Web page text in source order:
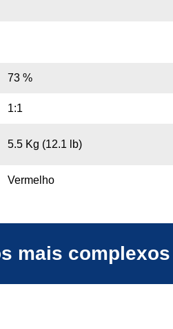
73 %
1:1
5.5 Kg (12.1 lb)
Vermelho
mais complexos